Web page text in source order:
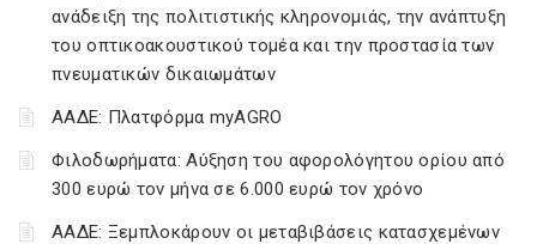
ανάδειξη της πολιτιστικής κληρονομιάς, την ανάπτυξη
του οπτικοακουστικού τομέα και την προστασία των
πνευματικών δικαιωμάτων
ΑΑΔΕ: Πλατφόρμα myAGRO
Φιλοδωρήματα: Αύξηση του αφορολόγητου ορίου από
300 ευρώ τον μήνα σε 6.000 ευρώ τον χρόνο
ΑΑΔΕ: Ξεμπλοκάρουν οι μεταβιβάσεις κατασχεμένων